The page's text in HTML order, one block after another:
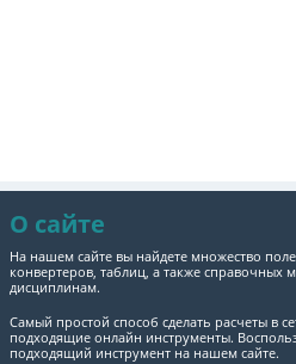
О сайте
На нашем сайте вы найдете множество
конвертеров, таблиц, а также справочных
дисциплинам.
Самый простой способ сделать расчеты в
подходящие онлайн инструменты.
подходящий инструмент на нашем сайте.